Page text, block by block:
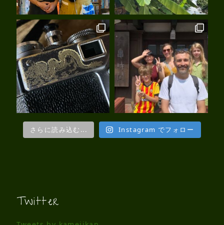
さらに読み込む... Instagram でフォロー
Twitter